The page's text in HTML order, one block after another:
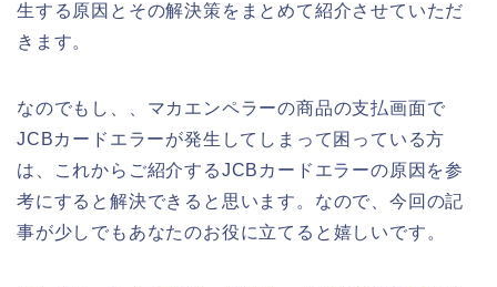
生する原因とその解決策をまとめて紹介させていただ
きます。
なのでもし、、マカエンペラーの商品の支払画面で
JCBカードエラーが発生してしまって困っている方
は、これからご紹介するJCBカードエラーの原因を参
考にすると解決できると思います。なので、今回の記
事が少しでもあなたのお役に立てると嬉しいです。